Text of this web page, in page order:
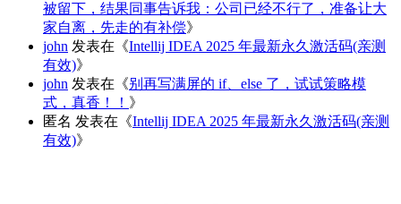
被留下，结果同事告诉我：公司已经不行了，准备让大
家自离，先走的有补偿》
john 发表在《Intellij IDEA 2025 年最新永久激活码(亲测
有效)》
john 发表在《别再写满屏的 if、else 了，试试策略模
式，真香！！ 》
匿名 发表在《Intellij IDEA 2025 年最新永久激活码(亲测
有效)》